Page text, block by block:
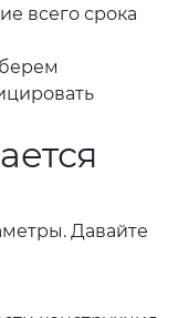
всего срока
Давайте